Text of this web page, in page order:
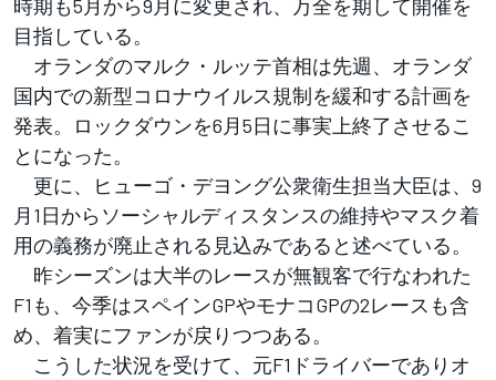
時期も5月から9月に変更され、万全を期して開催を
目指している。
オランダのマルク・ルッテ首相は先週、オランダ
国内での新型コロナウイルス規制を緩和する計画を
発表。ロックダウンを6月5日に事実上終了させるこ
とになった。
更に、ヒューゴ・デヨング公衆衛生担当大臣は、9
月1日からソーシャルディスタンスの維持やマスク着
用の義務が廃止される見込みであると述べている。
昨シーズンは大半のレースが無観客で行なわれた
F1も、今季はスペインGPやモナコGPの2レースも含
め、着実にファンが戻りつつある。
こうした状況を受けて、元F1ドライバーでありオ